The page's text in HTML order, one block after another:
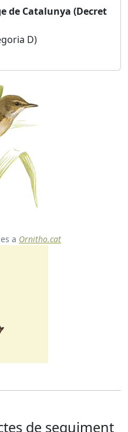
de Catalunya (Decret
D)
a Ornitho.cat
de seguiment